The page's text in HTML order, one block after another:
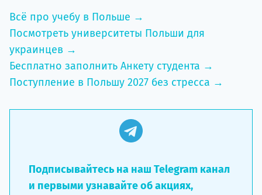
Всё про учебу в Польше →
Посмотреть университеты Польши для
украинцев →
Бесплатно заполнить Анкету студента →
Поступление в Польшу 2027 без стресса →
Подписывайтесь на наш Telegram канал
и первыми узнавайте об акциях,